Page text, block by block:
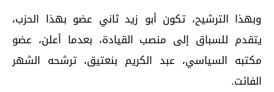
وبهذا الترشيح، تكون أبو زيد ثاني عضو بهذا الحزب،
يتقدم للسباق إلى منصب القيادة، بعدما أعلن، عضو
مكتبه السياسي، عبد الكريم بنعتيق، ترشحه الشهر
الفائت.